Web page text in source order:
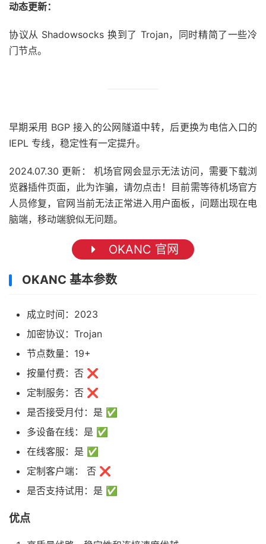
动态更新：
协议从 Shadowsocks 换到了 Trojan，同时精简了一些冷
门节点。
早期采用 BGP 接入的公网隧道中转，后更换为电信入口的
IEPL 专线，稳定性有一定提升。
2024.07.30 更新： 机场官网会显示无法访问，需要下载浏
览器插件页面，此为诈骗，请勿点击！目前需等待机场官方
人员修复，官网当前无法正常进入用户面板，问题出现在电
脑端，移动端貌似无问题。
OKANC 官网
OKANC 基本参数
成立时间：2023
加密协议：Trojan
节点数量：19+
按量付费：否 ❌
定制服务：否 ❌
是否接受月付：是 ✅
多设备在线：是 ✅
在线客服：是 ✅
定制客户端： 否 ❌
是否支持试用：是 ✅
优点